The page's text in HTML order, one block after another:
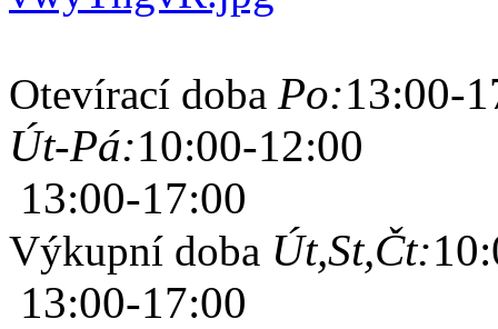
Otevírací doba Po:13:00-
Út-Pá:10:00-12:00
13:00-17:00
Výkupní doba Út,St,Čt:
13:00-17:00